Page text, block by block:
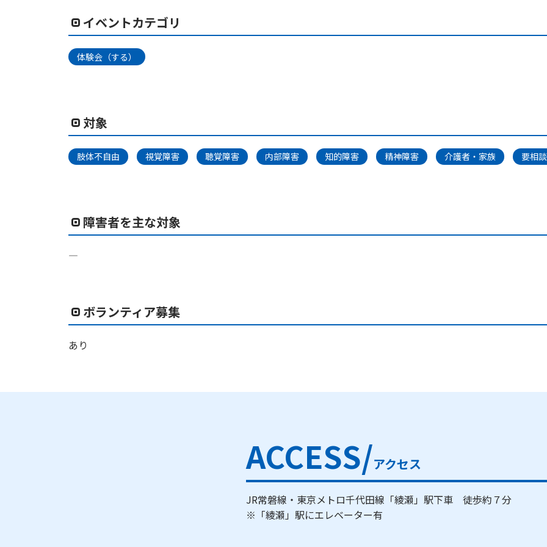
イベントカテゴリ
体験会（する）
対象
肢体不自由 視覚障害 聴覚障害 内部障害 知的障害 精神障害 介護者・家族 要相談
障害者を主な対象
―
ボランティア募集
あり
ACCESS/アクセス
JR常磐線・東京メトロ千代田線「綾瀬」駅下車 徒歩約７分
※「綾瀬」駅にエレベーター有